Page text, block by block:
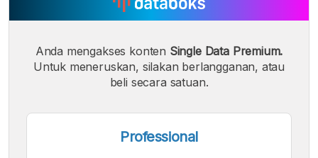
A
Font
A
Font
Sedang
A
Besar
Anda mengakses konten Single Data Premium.
Untuk meneruskan, silakan berlangganan, atau
beli secara satuan.
Professional